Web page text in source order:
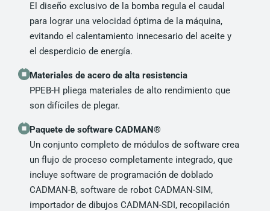
El diseño exclusivo de la bomba regula el caudal
para lograr una velocidad óptima de la máquina,
evitando el calentamiento innecesario del aceite y
el desperdicio de energía.
Materiales de acero de alta resistencia
PPEB-H pliega materiales de alto rendimiento que
son difíciles de plegar.
Paquete de software CADMAN®
Un conjunto completo de módulos de software crea
un flujo de proceso completamente integrado, que
incluye software de programación de doblado
CADMAN-B, software de robot CADMAN-SIM,
importador de dibujos CADMAN-SDI, recopilación